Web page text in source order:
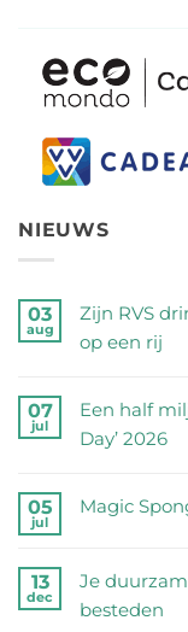
NIEUWS
03
aug
Zijn RVS
op een rij
reacties
op
drinkflessen
Wij
zetten
07
jul
Een half
Day’ 2026
reacties
half
miljoen
05
jul
Magic
reacties
op
13
dec
Je
besteden